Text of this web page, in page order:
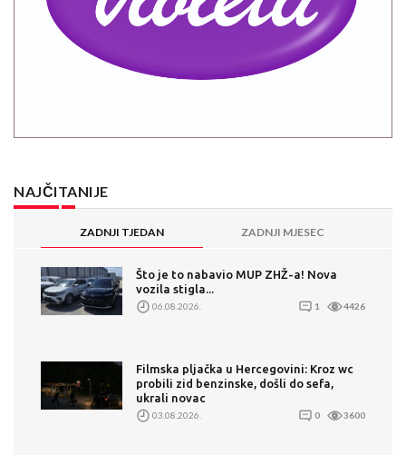
NAJČITANIJE
ZADNJI TJEDAN ZADNJI MJESEC
Što je to nabavio MUP ZHŽ-a! Nova
vozila stigla...
06.08.2026. 1 4426
Filmska pljačka u Hercegovini: Kroz wc
probili zid benzinske, došli do sefa,
ukrali novac
03.08.2026. 0 3600